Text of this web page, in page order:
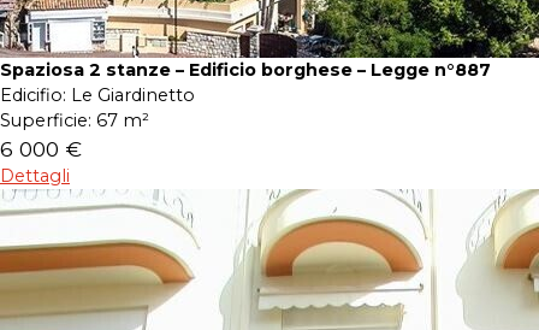
Spaziosa 2 stanze – Edificio borghese – Legge n°887
Edicifio: Le Giardinetto
Superficie: 67 m²
6 000 €
Dettagli